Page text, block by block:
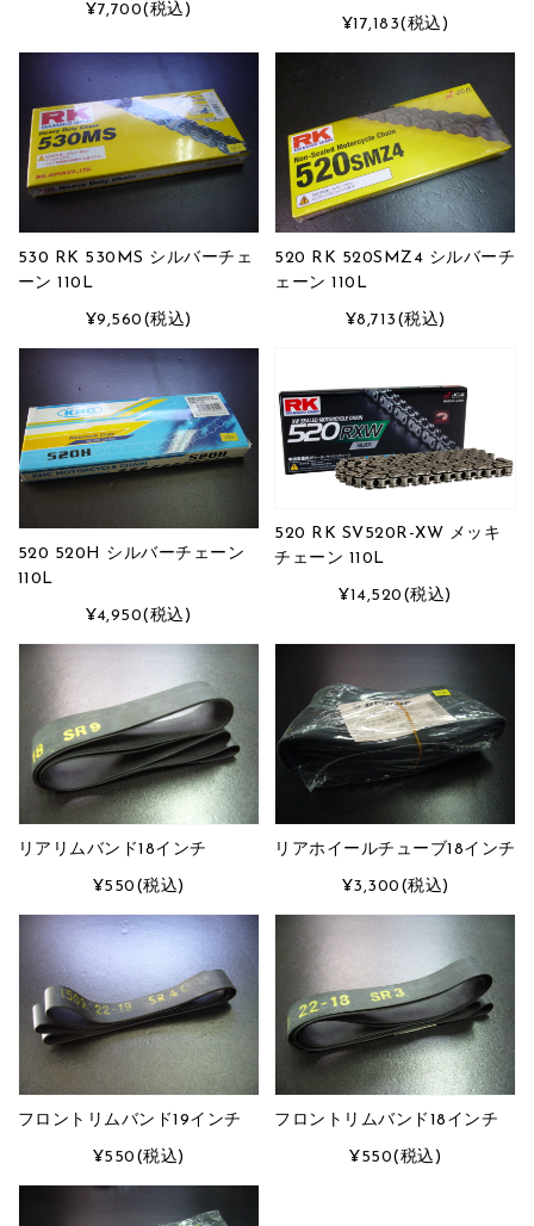
¥7,700(税込)
¥17,183(税込)
530 RK 530MS シルバーチェ
ーン 110L
¥9,560 (税込)
520 RK 520SMZ4 シルバーチ
ェーン 110L
¥8,713 (税込)
520 520H シルバーチェーン
110L
¥4,950(税込)
520 RK SV520R-XW メッキ
チェーン 110L
¥14,520 (税込)
リアリムバンド18インチ
¥550 (税込)
リアホイールチューブ18インチ
¥3,300 (税込)
フロントリムバンド19インチ
¥550 (税込)
フロントリムバンド18インチ
¥550(税込)